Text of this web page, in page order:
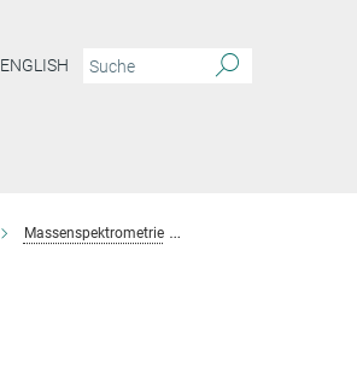
ENGLISH
Massenspektrometrie